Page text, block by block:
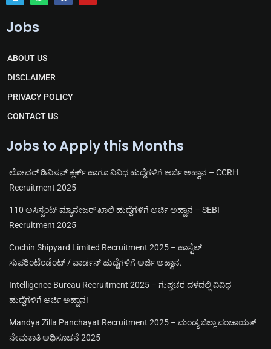
T
l
r
a
m
W
a
a
p
p
F Y
Jobs
ABOUT US
DISCLAIMER
PRIVACY POLICY
CONTACT US
Jobs to Apply this Months
ಲೋವರ್ ಡಿವಿಷನ್ ಕ್ಲರ್ಕ್ ಹಾಗೂ ವಿವಿಧ ಹುದ್ದೆಗಳಿಗೆ ಅರ್ಜಿ ಅಹ್ವಾನ – CCRH
Recruitment 2025
110 ಅಸಿಸ್ಟಂಟ್ ಮ್ಯಾನೇಜರ್ ಖಾಲಿ ಹುದ್ದೆಗಳಿಗೆ ಅರ್ಜಿ ಅಹ್ವಾನ – SEBI
Recruitment 2025
Cochin Shipyard Limited Recruitment 2025 – ಹಾಸ್ಟೆಲ್
ಸುಪರಿಂಟೆಂಡೆಂಟ್ / ವಾರ್ಡನ್ ಹುದ್ದೆಗಳಿಗೆ ಅರ್ಜಿ ಅಹ್ವಾನ.
Intelligence Bureau Recruitment 2025 – ಗುಪ್ತಚರ ದಳದಲ್ಲಿ ವಿವಿಧ
ಹುದ್ದೆಗಳಿಗೆ ಅರ್ಜಿ ಅಹ್ವಾನ!
Mandya Zilla Panchayat Recruitment 2025 – ಮಂಡ್ಯ ಜಿಲ್ಲಾ ಪಂಚಾಯತ್
ನೇಮಕಾತಿ ಅಧಿಸೂಚನೆ 2025